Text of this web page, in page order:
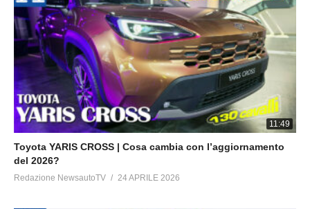
11:49
Toyota YARIS CROSS | Cosa cambia con l’aggiornamento
del 2026?
Redazione NewsautoTV 24 APRILE 2026